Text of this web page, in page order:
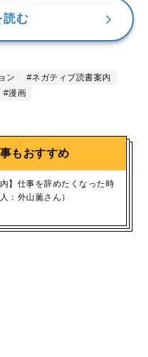
読む
ン
#ネガティブ読書案内
#漫画
もおすすめ
】仕事を辞めたくなった時
：外山薫さん）